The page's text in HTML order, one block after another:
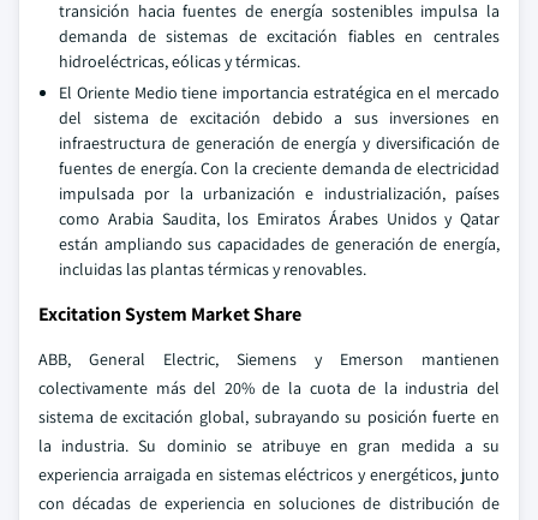
transición hacia fuentes de energía sostenibles impulsa la
demanda de sistemas de excitación fiables en centrales
hidroeléctricas, eólicas y térmicas.
El Oriente Medio tiene importancia estratégica en el mercado
del sistema de excitación debido a sus inversiones en
infraestructura de generación de energía y diversificación de
fuentes de energía. Con la creciente demanda de electricidad
impulsada por la urbanización e industrialización, países
como Arabia Saudita, los Emiratos Árabes Unidos y Qatar
están ampliando sus capacidades de generación de energía,
incluidas las plantas térmicas y renovables.
Excitation System Market Share
ABB, General Electric, Siemens y Emerson mantienen
colectivamente más del 20% de la cuota de la industria del
sistema de excitación global, subrayando su posición fuerte en
la industria. Su dominio se atribuye en gran medida a su
experiencia arraigada en sistemas eléctricos y energéticos, junto
con décadas de experiencia en soluciones de distribución de